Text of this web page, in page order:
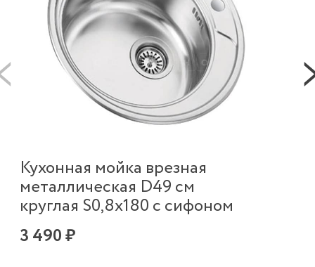
Кухонная мойка врезная
металлическая D49 см
круглая S0,8х180 с сифоном
3 490 ₽